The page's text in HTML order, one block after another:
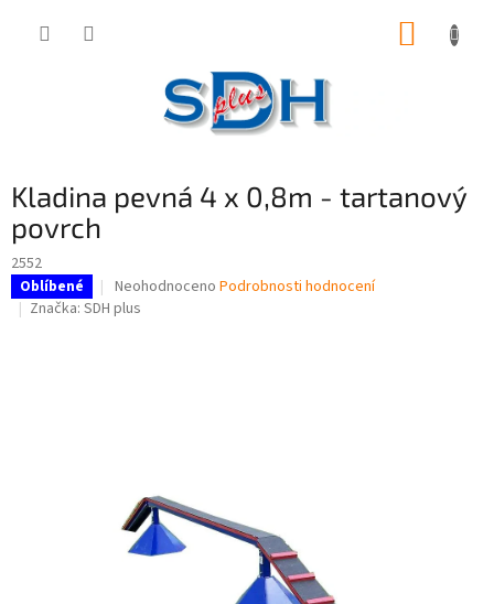
Kladina pevná 4 x 0,8m - tartanový
povrch
2552
Oblíbené
Průměrné
hodnocení
Neohodnoceno Podrobnosti hodnocení
Značka: SDH plus